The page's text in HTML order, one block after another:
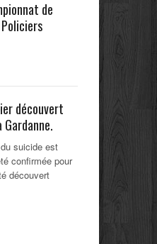
de
découvert
suicide est
confirmée pour
découvert